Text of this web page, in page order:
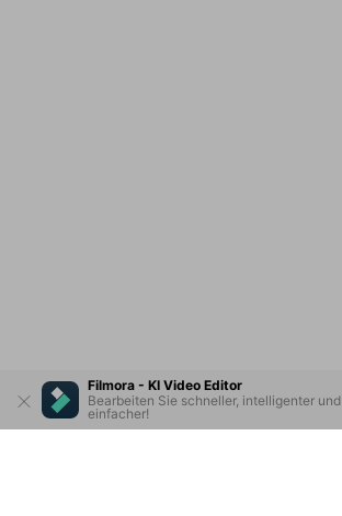
Filmora - KI Video Editor
Bearbeiten Sie schneller, intelligenter und
einfacher!